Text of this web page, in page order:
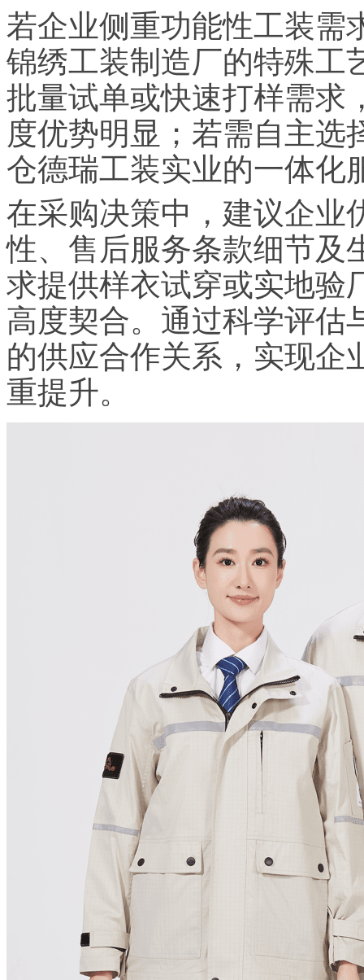
若企业侧重功能性工装需
锦绣工装制造厂的特殊工
批量试单或快速打样需求
度优势明显；若需自主选
仓德瑞工装实业的一体化
在采购决策中，建议企业
性、售后服务条款细节及
求提供样衣试穿或实地验
高度契合。通过科学评估
的供应合作关系，实现企
重提升。